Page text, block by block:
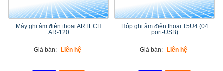
Máy ghi âm điện thoại ARTECH
AR-120
Giá bán: Liên hệ
Hộp ghi âm điện thoại T5U4 (04
port-USB)
Giá bán: Liên hệ